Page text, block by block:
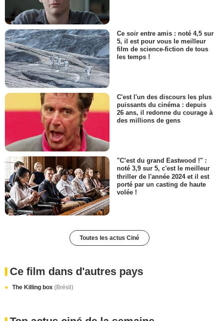
Ce soir entre amis : noté 4,5 sur
5, il est pour vous le meilleur
film de science-fiction de tous
les temps !
C'est l'un des discours les plus
puissants du cinéma : depuis
26 ans, il redonne du courage à
des millions de gens
"C’est du grand Eastwood !" :
noté 3,9 sur 5, c'est le meilleur
thriller de l'année 2024 et il est
porté par un casting de haute
volée !
Toutes les actus Ciné
Ce film dans d'autres pays
The Killing box (Brésil)